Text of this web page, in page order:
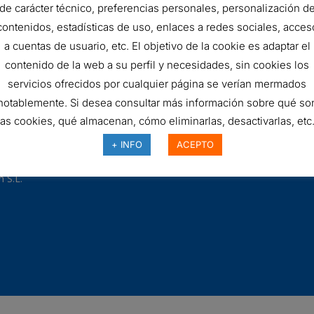
25 03007 Alicante
S.L.
carácter técnico, preferencias personales, personalización de
estadísticas de uso, enlaces a redes sociales,
a cuentas de usuario, etc. El objetivo de la cookie es adaptar el
contenido de la web a su perfil y necesidades, sin cookies los
servicios ofrecidos por cualquier página se verían mermados
Si desea consultar más información sobre qué
cookies, qué almacenan, cómo eliminarlas, desactivarlas,
+ INFO ACEPTO